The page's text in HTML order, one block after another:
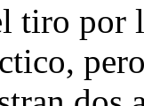
tiro por